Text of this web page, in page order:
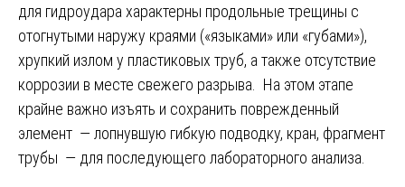
для гидроудара характерны продольные трещины с
отогнутыми наружу краями («языками» или «губами»),
хрупкий излом у пластиковых труб, а также отсутствие
коррозии в месте свежего разрыва. На этом этапе
крайне важно изъять и сохранить поврежденный
элемент — лопнувшую гибкую подводку, кран, фрагмент
трубы — для последующего лабораторного анализа.